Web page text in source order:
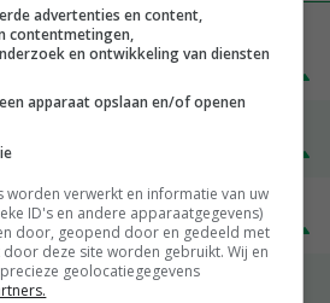
€ 1,25 € 0,10
advertenties en content,
contentmetingen,
en ontwikkeling van diensten
apparaat opslaan en/of openen
worden verwerkt en informatie van uw
ID's en andere apparaatgegevens)
door, geopend door en gedeeld met
deze site worden gebruikt. Wij en
geolocatiegegevens